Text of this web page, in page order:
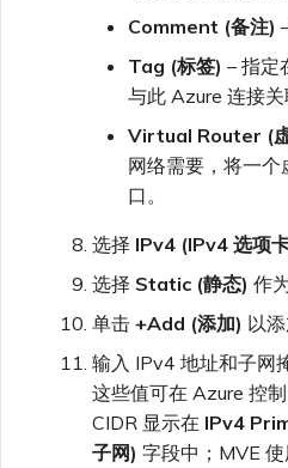
Comment (备注)
Tag (标签) – 指定
与此 Azure 连接关
Virtual Router (
网络需要，将一
口。
选择 IPv4 (IPv4 选项
选择 Static (静态) 作
单击 +Add (添加) 以
输入 IPv4 地址和子网
这些值可在 Azure 控
CIDR 显示在 IPv4
子网) 字段中；MVE